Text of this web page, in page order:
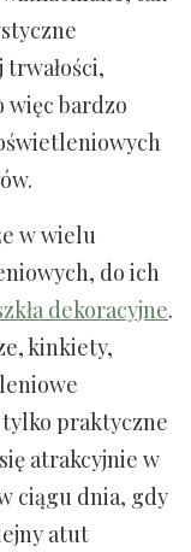
więc bardzo
w wielu
do ich
dekoracyjne.
kinkiety,
tylko praktyczne
atrakcyjnie w
ciągu dnia, gdy
atut